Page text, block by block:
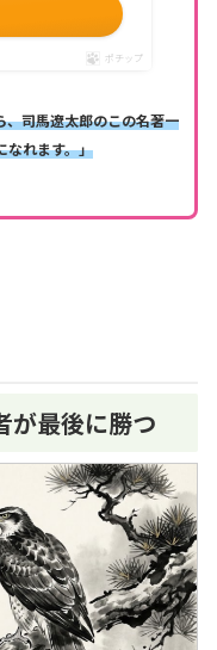
ポチップ
司馬遼太郎のこの名著一
なれます。」
が最後に勝つ